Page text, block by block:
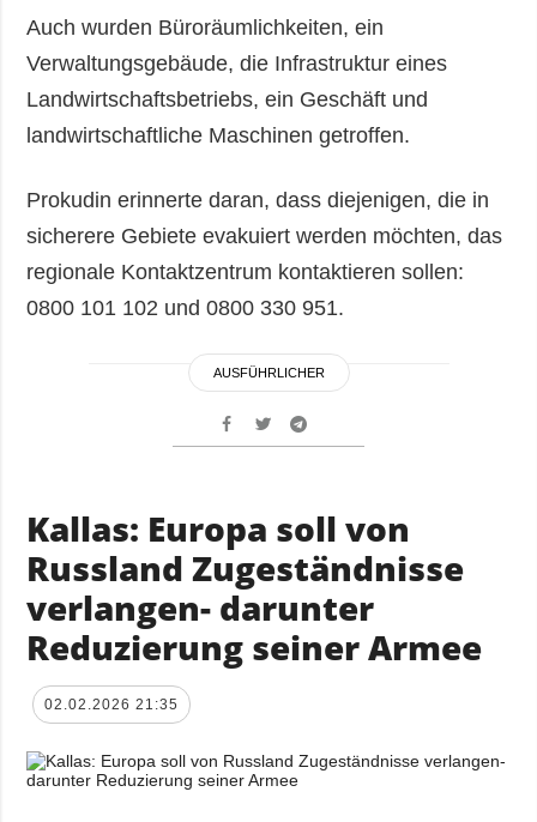
Auch wurden Büroräumlichkeiten, ein
Verwaltungsgebäude, die Infrastruktur eines
Landwirtschaftsbetriebs, ein Geschäft und
landwirtschaftliche Maschinen getroffen.
Prokudin erinnerte daran, dass diejenigen, die in
sicherere Gebiete evakuiert werden möchten, das
regionale Kontaktzentrum kontaktieren sollen:
0800 101 102 und 0800 330 951.
AUSFÜHRLICHER
Kallas: Europa soll von
Russland Zugeständnisse
verlangen- darunter
Reduzierung seiner Armee
02.02.2026 21:35